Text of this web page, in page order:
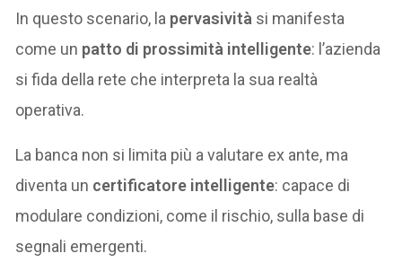
In questo scenario, la pervasività si manifesta
come un patto di prossimità intelligente: l’azienda
si fida della rete che interpreta la sua realtà
operativa.
La banca non si limita più a valutare ex ante, ma
diventa un certificatore intelligente: capace di
modulare condizioni, come il rischio, sulla base di
segnali emergenti.